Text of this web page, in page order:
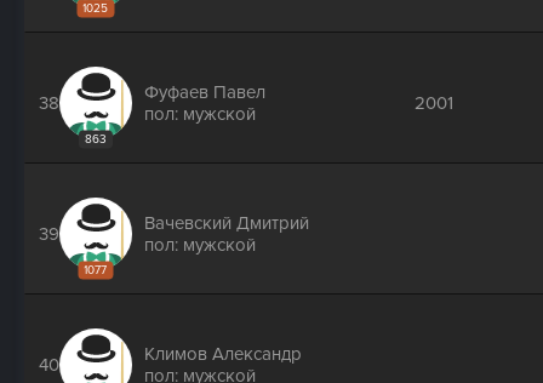
1025
38
863
Фуфаев Павел
пол: мужской
2001
39
1077
Вачевский Дмитрий
пол: мужской
40
Климов Александр
пол: мужской